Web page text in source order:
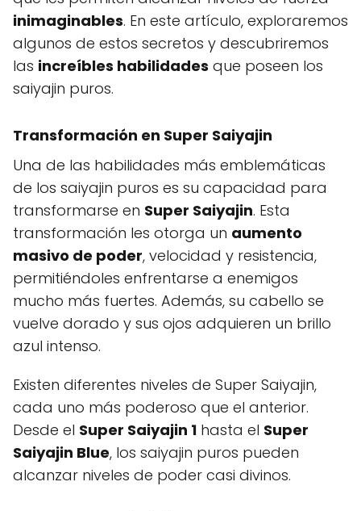
inimaginables. En este artículo, exploraremos
algunos de estos secretos y descubriremos
las increíbles habilidades que poseen los
saiyajin puros.
Transformación en Super Saiyajin
Una de las habilidades más emblemáticas
de los saiyajin puros es su capacidad para
transformarse en Super Saiyajin. Esta
transformación les otorga un aumento
masivo de poder, velocidad y resistencia,
permitiéndoles enfrentarse a enemigos
mucho más fuertes. Además, su cabello se
vuelve dorado y sus ojos adquieren un brillo
azul intenso.
Existen diferentes niveles de Super Saiyajin,
cada uno más poderoso que el anterior.
Desde el Super Saiyajin 1 hasta el Super
Saiyajin Blue, los saiyajin puros pueden
alcanzar niveles de poder casi divinos.